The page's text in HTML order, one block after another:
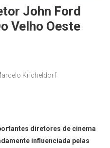
John Ford
Velho Oeste
Kricheldorf
diretores de cinema
influenciada pelas